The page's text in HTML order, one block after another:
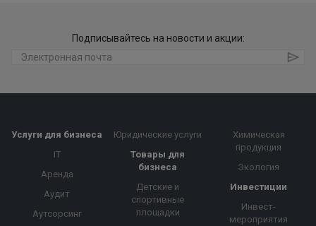
Подписывайтесь на новости и акции:
Услуги для бизнеса
IT
Аренда
Аудит
Аутсорсинг
Юридические услуги
Товары для
бизнеса
Детские и
спортивные
площадки
Химическая
продукция
Экология
Инвестиции
Инвест-
мероприятия